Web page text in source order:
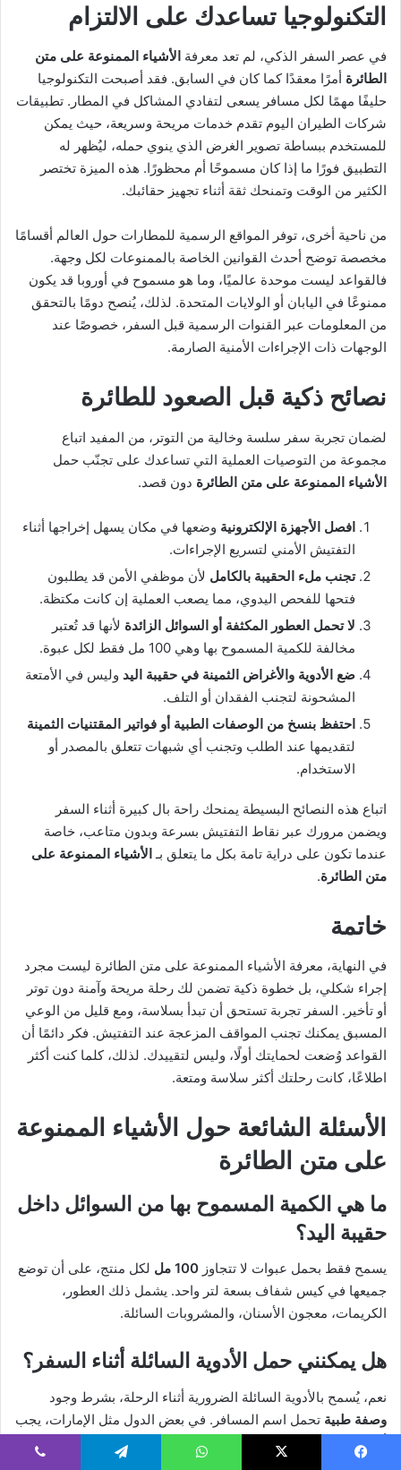
التكنولوجيا تساعدك على الالتزام
في عصر السفر الذكي، لم تعد معرفة الأشياء الممنوعة على متن
الطائرة أمرًا معقدًا كما كان في السابق. فقد أصبحت التكنولوجيا
حليفًا مهمًا لكل مسافر يسعى لتفادي المشاكل في المطار. تطبيقات
شركات الطيران اليوم تقدم خدمات مريحة وسريعة، حيث يمكن
للمستخدم ببساطة تصوير الغرض الذي ينوي حمله، ليُظهر له
التطبيق فورًا ما إذا كان مسموحًا أم محظورًا. هذه الميزة تختصر
الكثير من الوقت وتمنحك ثقة أثناء تجهيز حقائبك.
من ناحية أخرى، توفر المواقع الرسمية للمطارات حول العالم أقسامًا
مخصصة توضح أحدث القوانين الخاصة بالممنوعات لكل وجهة.
فالقواعد ليست موحدة عالميًا، وما هو مسموح في أوروبا قد يكون
ممنوعًا في اليابان أو الولايات المتحدة. لذلك، يُنصح دومًا بالتحقق
من المعلومات عبر القنوات الرسمية قبل السفر، خصوصًا عند
الوجهات ذات الإجراءات الأمنية الصارمة.
نصائح ذكية قبل الصعود للطائرة
لضمان تجربة سفر سلسة وخالية من التوتر، من المفيد اتباع
مجموعة من التوصيات العملية التي تساعدك على تجنّب حمل
الأشياء الممنوعة على متن الطائرة دون قصد.
افصل الأجهزة الإلكترونية وضعها في مكان يسهل إخراجها أثناء
التفتيش الأمني لتسريع الإجراءات.
تجنب ملء الحقيبة بالكامل لأن موظفي الأمن قد يطلبون
فتحها للفحص اليدوي، مما يصعب العملية إن كانت مكتظة.
لا تحمل العطور المكثفة أو السوائل الزائدة لأنها قد تُعتبر
مخالفة للكمية المسموح بها وهي 100 مل فقط لكل عبوة.
ضع الأدوية والأغراض الثمينة في حقيبة اليد وليس في الأمتعة
المشحونة لتجنب الفقدان أو التلف.
احتفظ بنسخ من الوصفات الطبية أو فواتير المقتنيات الثمينة
لتقديمها عند الطلب وتجنب أي شبهات تتعلق بالمصدر أو
الاستخدام.
اتباع هذه النصائح البسيطة يمنحك راحة بال كبيرة أثناء السفر
ويضمن مرورك عبر نقاط التفتيش بسرعة وبدون متاعب، خاصة
عندما تكون على دراية تامة بكل ما يتعلق بـالأشياء الممنوعة على
متن الطائرة.
خاتمة
في النهاية، معرفة الأشياء الممنوعة على متن الطائرة ليست مجرد
إجراء شكلي، بل خطوة ذكية تضمن لك رحلة مريحة وآمنة دون توتر
أو تأخير. السفر تجربة تستحق أن تبدأ بسلاسة، ومع قليل من الوعي
المسبق يمكنك تجنب المواقف المزعجة عند التفتيش. فكر دائمًا أن
القواعد وُضعت لحمايتك أولًا، وليس لتقييدك. لذلك، كلما كنت أكثر
اطلاعًا، كانت رحلتك أكثر سلاسة ومتعة.
الأسئلة الشائعة حول الأشياء الممنوعة
على متن الطائرة
ما هي الكمية المسموح بها من السوائل داخل
حقيبة اليد؟
يسمح فقط بحمل عبوات لا تتجاوز 100 مل
لكل منتج، على أن توضع
جميعها في كيس شفاف بسعة لتر واحد. يشمل ذلك العطور،
الكريمات، معجون الأسنان، والمشروبات السائلة.
هل يمكنني حمل الأدوية السائلة أثناء السفر؟
نعم، يُسمح بالأدوية السائلة الضرورية أثناء الرحلة، بشرط وجود
وصفة طبية تحمل اسم المسافر. في بعض الدول مثل الإمارات، يجب
أيضًا إرفاق
تقرير طبي معتمد
في حال كانت الأدوية تحتوي على مواد
خاضعة للرقابة.